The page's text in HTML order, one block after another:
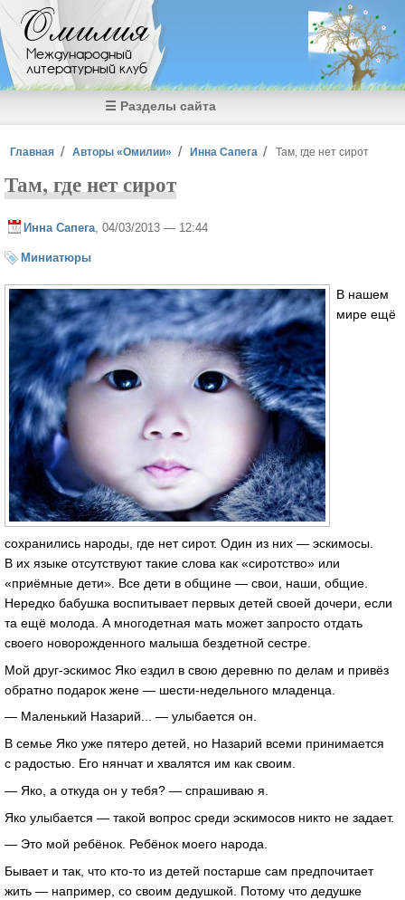
Перейти к основному содержанию
Омилия
Международный
литературный клуб
☰ Разделы сайта
Вы здесь
Главная Авторы «Омилии» Инна Сапега Там, где нет сирот
Там, где нет сирот
Инна Сапега , 04/03/2013 — 12:44
Миниатюры
В нашем
мире ещё
сохранились народы, где нет сирот. Один из них — эскимосы.
В их языке отсутствуют такие слова как «сиротство» или
«приёмные дети». Все дети в общине — свои, наши, общие.
Нередко бабушка воспитывает первых детей своей дочери, если
та ещё молода. А многодетная мать может запросто отдать
своего новорожденного малыша бездетной сестре.
Мой друг-эскимос Яко ездил в свою деревню по делам и привёз
обратно подарок жене — шести-недельного младенца.
— Маленький Назарий... — улыбается он.
В семье Яко уже пятеро детей, но Назарий всеми принимается
с радостью. Его нянчат и хвалятся им как своим.
— Яко, а откуда он у тебя? — спрашиваю я.
Яко улыбается — такой вопрос среди эскимосов никто не задает.
— Это мой ребёнок. Ребёнок моего народа.
Бывает и так, что кто-то из детей постарше сам предпочитает
жить — например, со своим дедушкой. Потому что дедушке